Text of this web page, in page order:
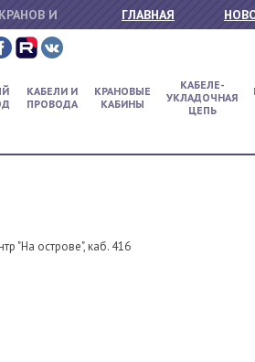
И
ГЛАВНАЯ
КАБЕЛИ И
ПРОВОДА
КРАНОВЫЕ
КАБИНЫ
КАБЕЛЕ-
УКЛАДОЧНАЯ
ЦЕПЬ
"На острове", каб. 416